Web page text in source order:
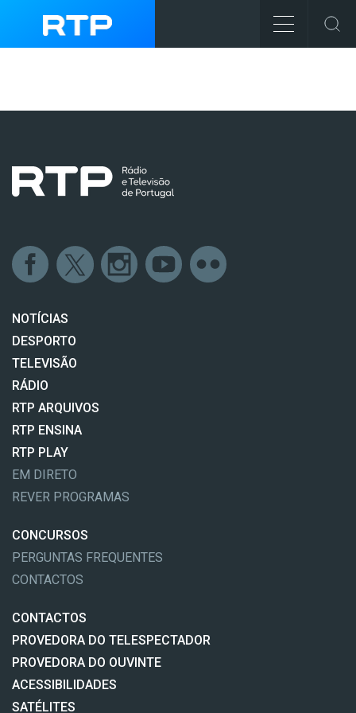
NOTÍCIAS
DESPORTO
TELEVISÃO
RÁDIO
RTP ARQUIVOS
RTP ENSINA
RTP PLAY
EM DIRETO
REVER PROGRAMAS
CONCURSOS
PERGUNTAS FREQUENTES
CONTACTOS
CONTACTOS
PROVEDORA DO TELESPECTADOR
PROVEDORA DO OUVINTE
ACESSIBILIDADES
SATÉLITES